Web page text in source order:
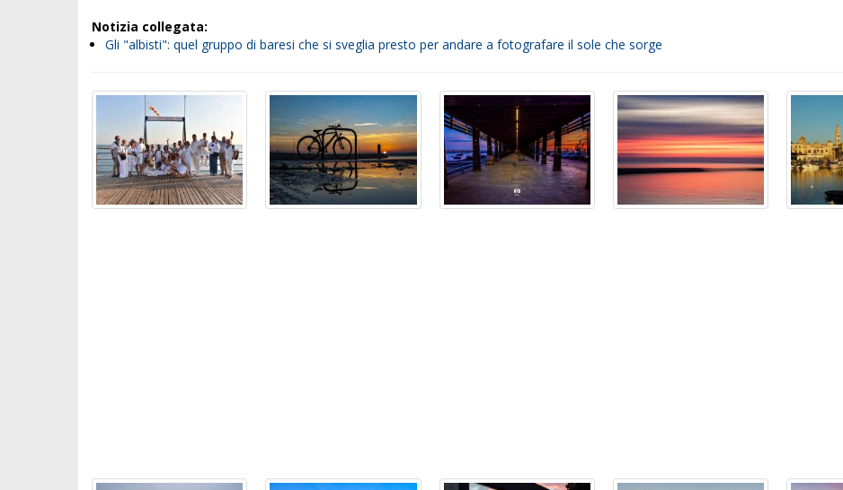
Notizia collegata:
Gli "albisti": quel gruppo di baresi che si sveglia presto per andare a fotografare il sole che sorge